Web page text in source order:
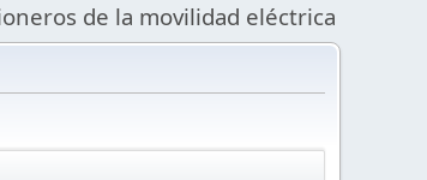
de la movilidad eléctrica